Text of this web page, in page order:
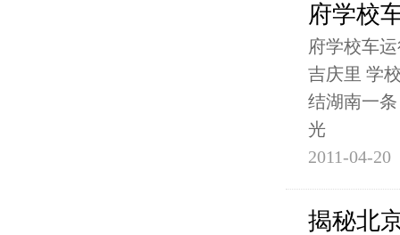
府学校
府学校车
吉庆里 学
结湖南一
光
2011-04-20
揭秘北